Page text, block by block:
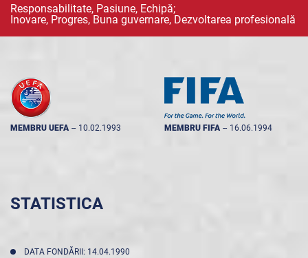
Responsabilitate, Pasiune, Echipă;
Inovare, Progres, Buna guvernare, Dezvoltarea profesională
MEMBRU UEFA -- 10.02.1993 MEMBRU FIFA -- 16.06.1994
STATISTICA
DATA FONDĂRII: 14.04.1990